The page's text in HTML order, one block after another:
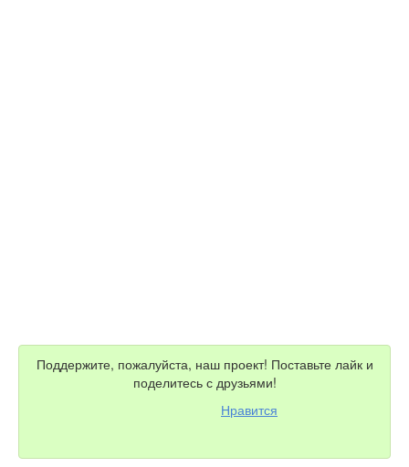
Поддержите, пожалуйста, наш проект! Поставьте лайк и
поделитесь с друзьями!
Нравится